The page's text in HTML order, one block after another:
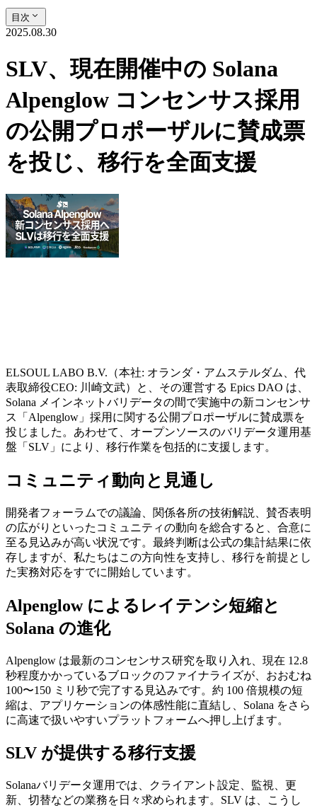
目次
2025.08.30
SLV、現在開催中の Solana
Alpenglow コンセンサス採用
の公開プロポーザルに賛成票
を投じ、移行を全面支援
ELSOUL LABO B.V.（本社: オランダ・アムステルダム、代
表取締役CEO: 川崎文武）と、その運営する Epics DAO は、
Solana メインネットバリデータの間で実施中の新コンセンサ
ス「Alpenglow」採用に関する公開プロポーザルに賛成票を
投じました。あわせて、オープンソースのバリデータ運用基
盤「SLV」により、移行作業を包括的に支援します。
コミュニティ動向と見通し
開発者フォーラムでの議論、関係各所の技術解説、賛否表明
の広がりといったコミュニティの動向を総合すると、合意に
至る見込みが高い状況です。最終判断は公式の集計結果に依
存しますが、私たちはこの方向性を支持し、移行を前提とし
た実務対応をすでに開始しています。
Alpenglow によるレイテンシ短縮と
Solana の進化
Alpenglow は最新のコンセンサス研究を取り入れ、現在 12.8
秒程度かかっているブロックのファイナライズが、おおむね
100〜150 ミリ秒で完了する見込みです。約 100 倍規模の短
縮は、アプリケーションの体感性能に直結し、Solana をさら
に高速で扱いやすいプラットフォームへ押し上げます。
SLV が提供する移行支援
Solanaバリデータ運用では、クライアント設定、監視、更
新、切替などの業務を日々求められます。SLV は、こうし